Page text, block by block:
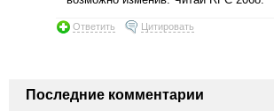
Ответить Цитировать
Последние комментарии